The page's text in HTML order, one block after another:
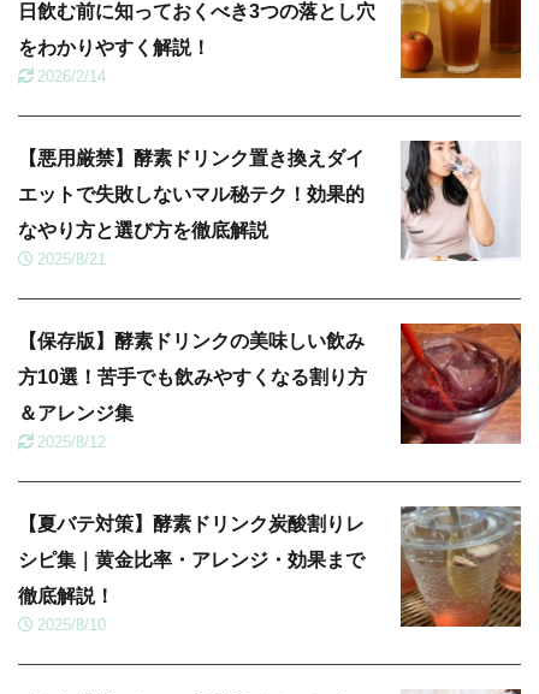
日飲む前に知っておくべき3つの落とし穴
をわかりやすく解説！
2026/2/14
【悪用厳禁】酵素ドリンク置き換えダイ
エットで失敗しないマル秘テク！効果的
なやり方と選び方を徹底解説
2025/8/21
【保存版】酵素ドリンクの美味しい飲み
方10選！苦手でも飲みやすくなる割り方
＆アレンジ集
2025/8/12
【夏バテ対策】酵素ドリンク炭酸割りレ
シピ集｜黄金比率・アレンジ・効果まで
徹底解説！
2025/8/10